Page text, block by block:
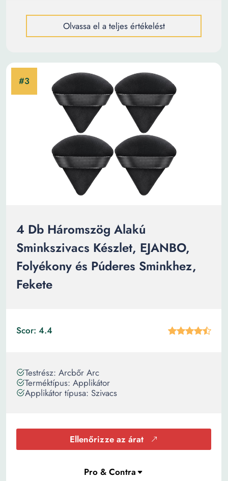
Olvassa el a teljes értékelést
4 Db Háromszög Alakú
Sminkszivacs Készlet, EJANBO,
Folyékony és Púderes Sminkhez,
Fekete
Scor: 4.4
Testrész: Arcbőr Arc
Terméktípus: Applikátor
Applikátor típusa: Szivacs
Ellenőrizze az árat